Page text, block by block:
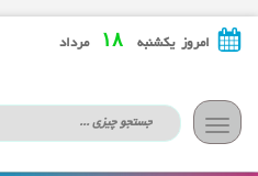
امروز یکشنبه مرداد
تعویض
ناوبری